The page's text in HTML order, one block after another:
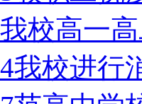
校高一
我校进行